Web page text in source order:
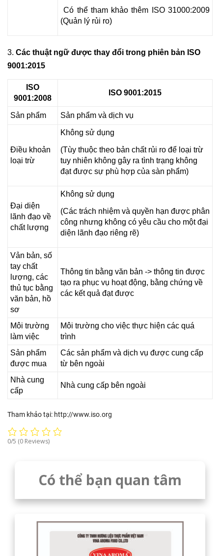
Có thể tham khảo thêm ISO 31000:2009
(Quản lý rủi ro)
3. Các thuật ngữ được thay đổi trong phiên bản ISO
9001:2015
ISO
9001:2008
ISO 9001:2015
Sản phẩm Sản phẩm và dịch vụ
Điều khoản
loại trừ
Không sử dụng
(Tùy thuộc theo bản chất rủi ro để loại trừ
tuy nhiên không gây ra tình trạng không
đạt được sự phù hợp của sàn phẩm)
Đại diện
lãnh đạo về
chất lượng
Không sử dụng
(Các trách nhiệm và quyền hạn được phân
công nhưng không có yêu cầu cho một đại
diện lãnh đạo riêng rẽ)
Vản bản, số
tay chất
lượng, các
thủ tục bằng
văn bản, hồ
sơ
Thông tin bằng văn bản -> thông tin được
tạo ra phục vụ hoạt động, bằng chứng về
các kết quả đạt được
Môi trường
làm việc
Môi trường cho việc thực hiện các quá
trình
Sản phẩm
được mua
Các sản phẩm và dịch vụ được cung cấp
từ bên ngoài
Nhà cung
cấp
Nhà cung cấp bên ngoài
Tham khảo tại: http://www.iso.org
0/5 (0 Reviews)
Có thể bạn quan tâm